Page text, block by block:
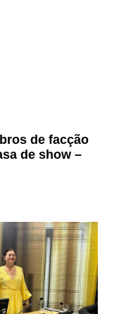
de facção
de show –